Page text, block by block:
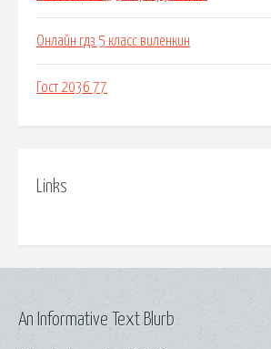
Онлайн гдз 5 класс виленкин
Гост 2036 77
Links
An Informative Text Blurb